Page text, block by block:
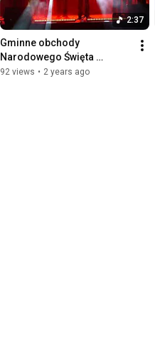
2:37
Gminne obchody
Narodowego Święta
Niepodległości, Siepraw,
92 views • 2 years ago